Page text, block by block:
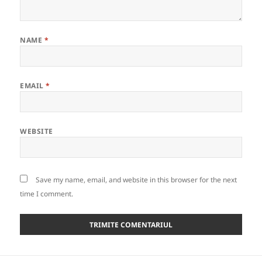
NAME *
EMAIL*
WEBSITE
Save my name, email, and website in this browser for the next
time I comment.